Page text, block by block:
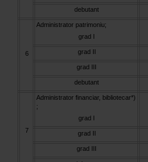
debutant
6
Administrator patrimoniu;
grad I
grad II
grad III
debutant
7
Administrator financiar, bibliotecar*)
;
grad I
grad II
grad III